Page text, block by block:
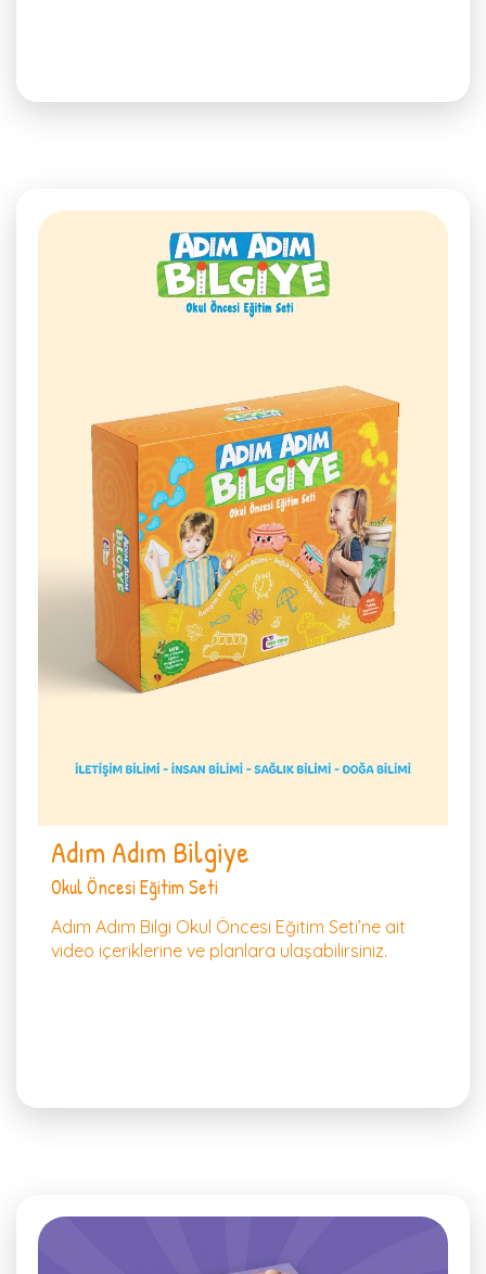
Adım Adım Bilgiye
Okul Öncesi Eğitim Seti
Adım Adım Bilgi Okul Öncesi Eğitim Seti’ne ait
video içeriklerine ve planlara ulaşabilirsiniz.